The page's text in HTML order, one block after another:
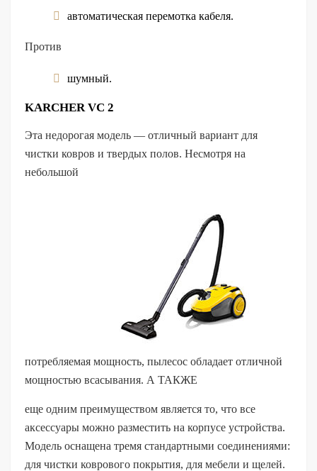
автоматическая перемотка кабеля.
Против
шумный.
KARCHER VC 2
Эта недорогая модель — отличный вариант для
чистки ковров и твердых полов. Несмотря на
небольшой
потребляемая мощность, пылесос обладает отличной
мощностью всасывания. А ТАКЖЕ
еще одним преимуществом является то, что все
аксессуары можно разместить на корпусе устройства.
Модель оснащена тремя стандартными соединениями:
для чистки коврового покрытия, для мебели и щелей.